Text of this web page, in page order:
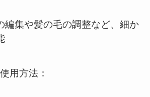
編集や髪の毛の調整など、細か
用方法：